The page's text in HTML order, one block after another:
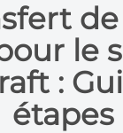
le
:
étapes